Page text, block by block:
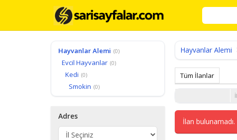
Hayvanlar Alemi (0)
Evcil Hayvanlar (0)
Kedi (0)
Smokin (0)
Adres
Hayvanlar Alemi
Tüm İlanlar
İlan bulunamadı.